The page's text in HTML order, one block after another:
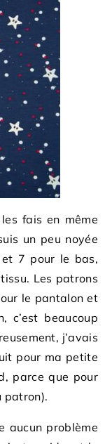
fais en même
un peu noyée
7 pour le bas,
Les patrons
le pantalon et
c’est beaucoup
j’avais
pour ma petite
parce que pour
patron).
aucun problème